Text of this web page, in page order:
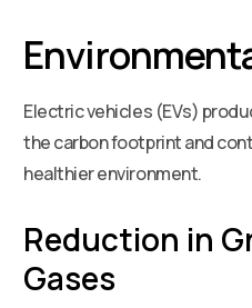
Electric vehicles (EVs)
the carbon footprint and
healthier environment.
Reduction in
Gases